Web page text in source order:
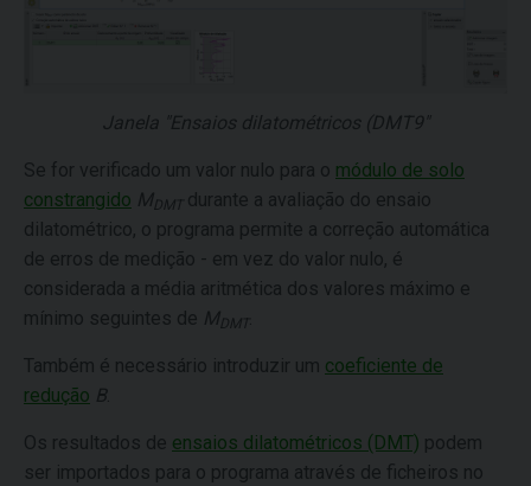
Janela "Ensaios dilatométricos (DMT9"
Se for verificado um valor nulo para o módulo de solo
constrangido MDMT durante a avaliação do ensaio
dilatométrico, o programa permite a correção automática
de erros de medição - em vez do valor nulo, é
considerada a média aritmética dos valores máximo e
mínimo seguintes de MDMT
Também é necessário introduzir um coeficiente de
redução B.
Os resultados de ensaios dilatométricos (DMT) podem
ser importados para o programa através de ficheiros no